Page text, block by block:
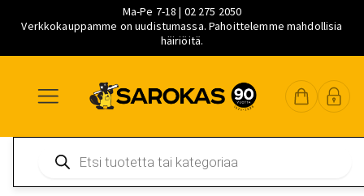
Ma-Pe 7-18 | 02 275 2050
Verkkokauppamme on uudistumassa. Pahoittelemme mahdollisia
häiriöitä.
navigointiin
sisältöön
pääsisältöön
search